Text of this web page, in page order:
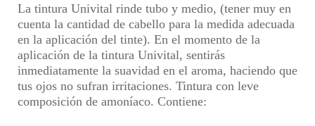
La tintura Univital rinde tubo y medio, (tener muy en
cuenta la cantidad de cabello para la medida adecuada
en la aplicación del tinte). En el momento de la
aplicación de la tintura Univital, sentirás
inmediatamente la suavidad en el aroma, haciendo que
tus ojos no sufran irritaciones. Tintura con leve
composición de amoníaco. Contiene: